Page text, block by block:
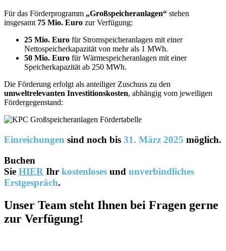
Für das Förderprogramm „Großspeicheranlagen“ stehen
insgesamt 75 Mio. Euro zur Verfügung:
25 Mio. Euro für Stromspeicheranlagen mit einer
Nettospeicherkapazität von mehr als 1 MWh.
50 Mio. Euro für Wärmespeicheranlagen mit einer
Speicherkapazität ab 250 MWh.
Die Förderung erfolgt als anteiliger Zuschuss zu den
umweltrelevanten Investitionskosten, abhängig vom jeweiligen
Fördergegenstand:
Einreichungen sind noch bis 31. März 2025 möglich.
Buchen
Sie HIER Ihr kostenloses und unverbindliches
Erstgespräch.
Unser Team steht Ihnen bei Fragen gerne
zur Verfügung!